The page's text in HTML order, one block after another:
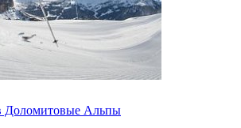
Доломитовые Альпы